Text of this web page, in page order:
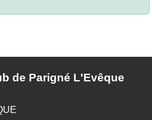
de Parigné L'Evêque